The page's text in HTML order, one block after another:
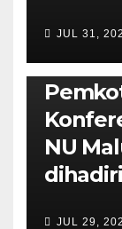
JUL 31,
AMBON METRO
POLITIK &
NU
JUL 29,